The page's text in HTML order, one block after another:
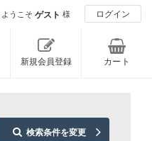
ようこそ ゲスト 様 ログイン
新規会員登録 カート
検索条件を変更